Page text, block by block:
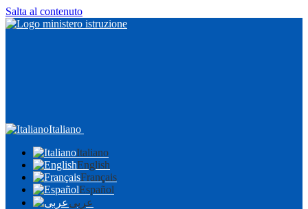
Salta al contenuto
Italiano
Italiano
English
Français
Español
عربى